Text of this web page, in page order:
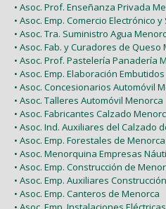
• Asoc. Prof. Enseñanza Privada
• Asoc. Emp. Comercio Electrónico
• Asoc. Tra. Suministro Agua
• Asoc. Fab. y Curadores de Queso
• Asoc. Prof. Pastelería Panadería
• Asoc. Emp. Elaboración
• Asoc. Concesionarios Automóvil
• Asoc. Talleres Automóvil Menorca
• Asoc. Fabricantes Calzado
• Asoc. Ind. Auxiliares del Calzado
• Asoc. Emp. Forestales de Menorca
• Asoc. Menorquina Empresas
• Asoc. Emp. Construcción de
• Asoc. Emp. Auxiliares Construcción
• Asoc. Emp. Canteros de Menorca